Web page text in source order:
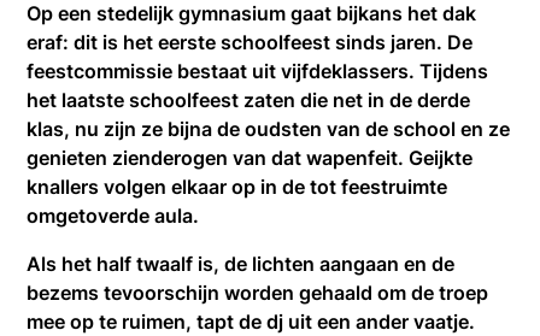
Op een stedelijk gymnasium gaat bijkans het dak
eraf: dit is het eerste schoolfeest sinds jaren. De
feestcommissie bestaat uit vijfdeklassers. Tijdens
het laatste schoolfeest zaten die net in de derde
klas, nu zijn ze bijna de oudsten van de school en ze
genieten zienderogen van dat wapenfeit. Geijkte
knallers volgen elkaar op in de tot feestruimte
omgetoverde aula.
Als het half twaalf is, de lichten aangaan en de
bezems tevoorschijn worden gehaald om de troep
mee op te ruimen, tapt de dj uit een ander vaatje.